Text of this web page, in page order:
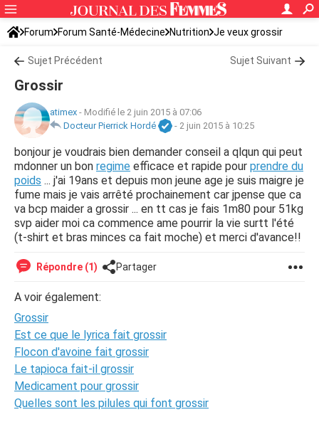
Forum Forum Santé-Médecine Nutrition Je veux grossir
Sujet Précédent Sujet Suivant
Grossir
atimex - Modifié le 2 juin 2015 à 07:06
Docteur Pierrick Hordé
- 2 juin 2015 à 10:25
bonjour je voudrais bien demander conseil a qlqun qui peut
mdonner un bon regime efficace et rapide pour prendre du
poids ... j'ai 19ans et depuis mon jeune age je suis maigre je
fume mais je vais arrêté prochainement car jpense que ca
va bcp maider a grossir ... en tt cas je fais 1m80 pour 51kg
svp aider moi ca commence ame pourrir la vie surtt l'été
(t-shirt et bras minces ca fait moche) et merci d'avance!!
Répondre (1) Partager
A voir également:
Grossir
Est ce que le lyrica fait grossir
Flocon d'avoine fait grossir
Le tapioca fait-il grossir
Medicament pour grossir
Quelles sont les pilules qui font grossir